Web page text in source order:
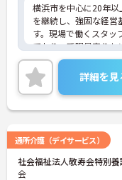
横浜市を中心に20年
を継続し、強固な経営
す。現場で働くスタッ
ており、睡眠見守りセ
ム、タブレットでの記
積極的に導入していま
や事務作業の負担を大
っくり向き合えるゆと
ます。さらに、介護福
度や、独自のマネジメ
実に専門性を高められ
ます。
詳細を見
通所介護（デイサービス）
社会福祉法人敬寿会特別
会